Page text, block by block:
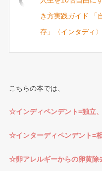
き方実践ガイド 「
存」〈インタディ
こちらの本では、
☆インディペンデント=独立
☆インターディペンデント=
☆卵アレルギーからの卵黄除